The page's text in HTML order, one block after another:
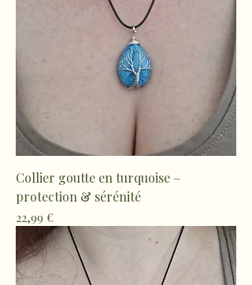
Collier goutte en turquoise –
protection & sérénité
Prix
22,99 €